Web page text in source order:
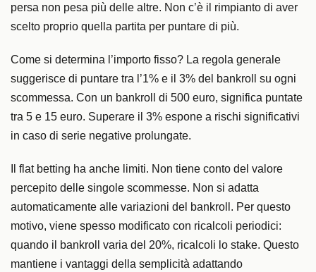
persa non pesa più delle altre. Non c’è il rimpianto di aver
scelto proprio quella partita per puntare di più.
Come si determina l’importo fisso? La regola generale
suggerisce di puntare tra l’1% e il 3% del bankroll su ogni
scommessa. Con un bankroll di 500 euro, significa puntate
tra 5 e 15 euro. Superare il 3% espone a rischi significativi
in caso di serie negative prolungate.
Il flat betting ha anche limiti. Non tiene conto del valore
percepito delle singole scommesse. Non si adatta
automaticamente alle variazioni del bankroll. Per questo
motivo, viene spesso modificato con ricalcoli periodici:
quando il bankroll varia del 20%, ricalcoli lo stake. Questo
mantiene i vantaggi della semplicità adattando